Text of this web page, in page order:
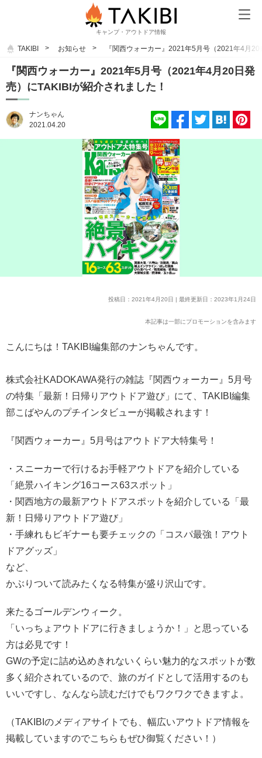
キャンプ・アウトドア情報
TAKIBI お知らせ 『関西ウォーカー』2021年5月号（2021年4月
『関西ウォーカー』2021年5月号（2021年4月20日発
売）にTAKIBIが紹介されました！
ナンちゃん
2021.04.20
投稿日：2021年4月20日 | 最終更新日：2023年1月24日
本記事は一部にプロモーションを含みます
こんにちは！TAKIBI編集部のナンちゃんです。
株式会社KADOKAWA発行の雑誌『関西ウォーカー』5月号
の特集「最新！日帰りアウトドア遊び」にて、TAKIBI編集
部こばやんのプチインタビューが掲載されます！
『関西ウォーカー』5月号はアウトドア大特集号！
・スニーカーで行けるお手軽アウトドアを紹介している
「絶景ハイキング16コース63スポット」
・関西地方の最新アウトドアスポットを紹介している「最
新！日帰りアウトドア遊び」
・手練れもビギナーも要チェックの「コスパ最強！アウト
ドアグッズ」
など、
かぶりついて読みたくなる特集が盛り沢山です。
来たるゴールデンウィーク。
「いっちょアウトドアに行きましょうか！」と思っている
方は必見です！
GWの予定に詰め込めきれないくらい魅力的なスポットが数
多く紹介されているので、旅のガイドとして活用するのも
いいですし、なんなら読むだけでもワクワクできますよ。
（TAKIBIのメディアサイトでも、幅広いアウトドア情報を
掲載していますのでこちらもぜひ御覧ください！）